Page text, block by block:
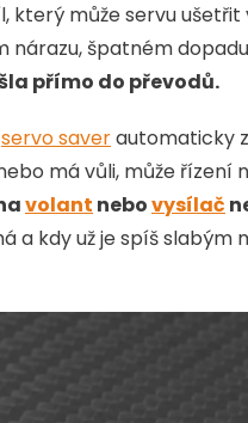
který může servu
nárazu, špatném
přímo do převodů.
servo saverautomaticky
má vůli, může řízení
volant nebovysílač
a kdy už je spíš slabým